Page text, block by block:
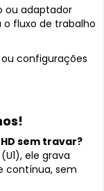
ou adaptador
fluxo de trabalho
configurações
sem travar?
ele grava
contínua, sem